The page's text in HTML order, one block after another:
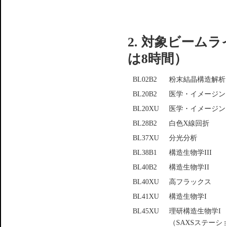
2. 対象ビーム
は8時間）
BL02B2
粉末結晶構造解析
BL20B2
医学・イメージ
BL20XU
医学・イメージ
BL28B2
白色X線回折
BL37XU
分光分析
BL38B1
構造生物学III
BL40B2
構造生物学II
BL40XU
高フラックス
BL41XU
構造生物学I
BL45XU
理研構造生物学I
（SAXSステーシ